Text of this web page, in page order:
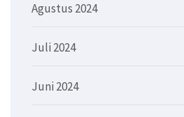
Agustus 2024
Juli 2024
Juni 2024